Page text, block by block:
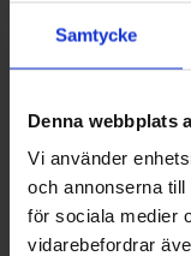
Samtycke
Denna webbplats
Vi använder
och annonserna
för sociala medier
vidarebefordrar
Installation
anläggningens
er installatör.
befintlig utrustning